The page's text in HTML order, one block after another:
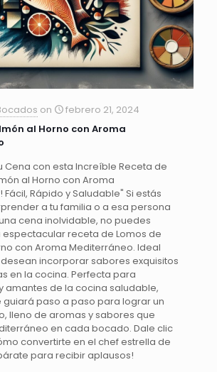
on
febrero 21, 2024
al Horno con Aroma
Cena con esta Increíble Receta de
al Horno con Aroma
Rápido y Saludable" Si estás
a tu familia o a esa persona
cena inolvidable, no puedes
receta de Lomos de
con Aroma Mediterráneo. Ideal
incorporar sabores exquisitos
en la cocina. Perfecta para
amantes de la cocina saludable,
paso a paso para lograr un
lleno de aromas y sabores que
en cada bocado. Dale clic
convertirte en el chef estrella de
para recibir aplausos!